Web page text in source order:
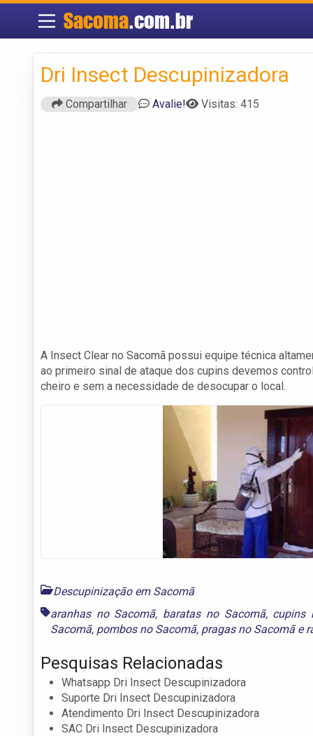
Sacoma.com.br
Dri Insect Descupinizadora
Compartilhar Avalie! Visitas: 415
A Insect Clear no Sacomã possui equipe técnica
ao primeiro sinal de ataque dos cupins devemos
cheiro e sem a necessidade de desocupar o local.
Descupinização em Sacomã
aranhas no Sacomã, baratas no Sacomã, cupins
Sacomã, pombos no Sacomã, pragas no Sacomãe
Pesquisas Relacionadas
Whatsapp Dri Insect Descupinizadora
Suporte Dri Insect Descupinizadora
Atendimento Dri Insect Descupinizadora
SAC Dri Insect Descupinizadora